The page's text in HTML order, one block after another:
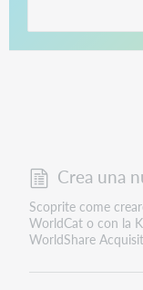
Crea una
Scoprite come
WorldCat o con la
WorldShare